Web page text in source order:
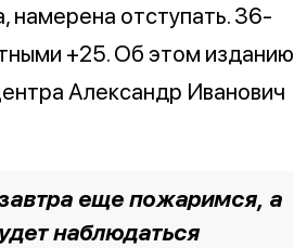
намерена отступать. 36-
+25. Об этом изданию
Александр Иванович
еще пожаримся, а
наблюдаться